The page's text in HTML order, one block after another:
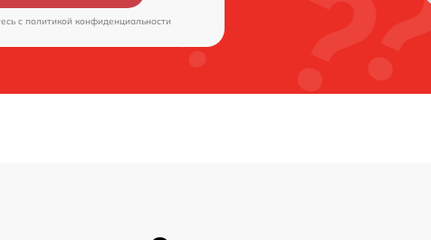
c политикой конфиденциальности